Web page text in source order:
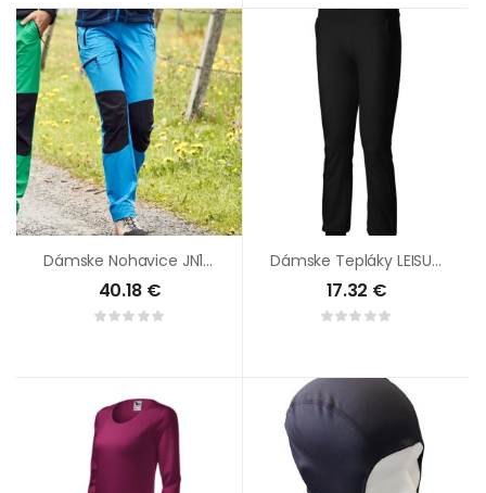
Dámske Nohavice JN1205
40.18 €
Dámske Tepláky LEISURE
17.32 €